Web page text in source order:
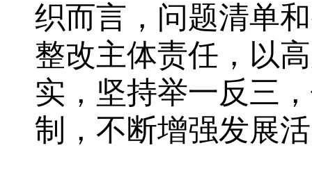
织而言，问题清单
整改主体责任，以
实，坚持举一反三
制，不断增强发展